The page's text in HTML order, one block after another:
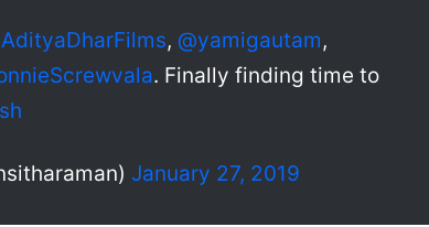
, @yamigautam,
. Finally finding time to
January 27, 2019